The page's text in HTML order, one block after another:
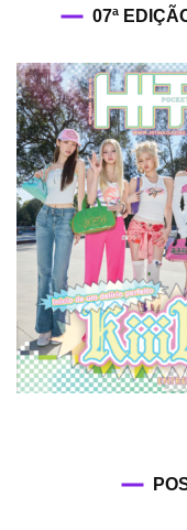
07ª